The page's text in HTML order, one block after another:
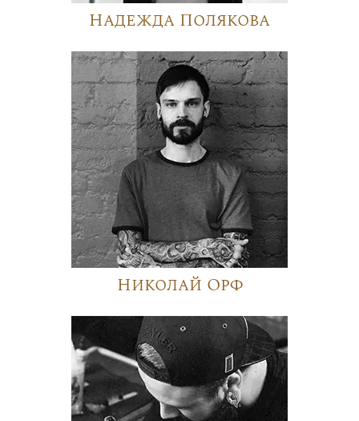
Надежда Полякова
Николай Орф